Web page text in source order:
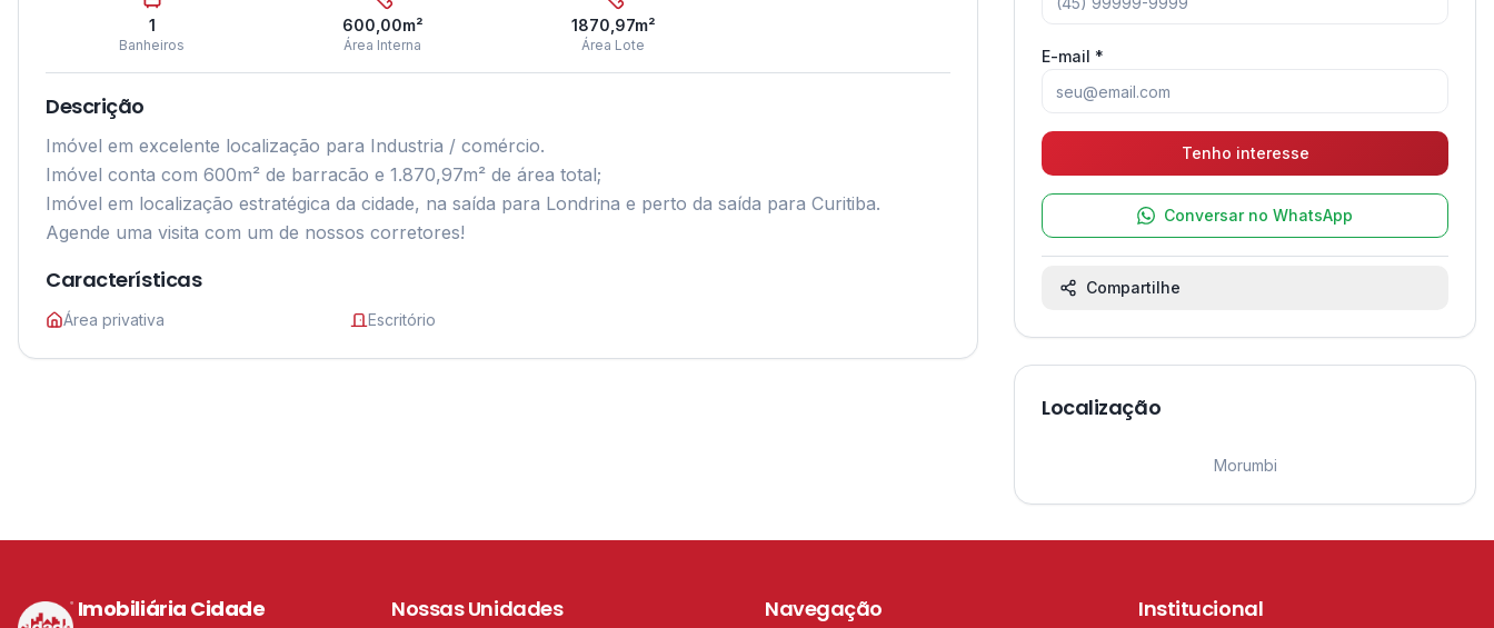
1
Banheiros
600,00m²
Área Interna
1870,97m²
Área Lote
Descrição
Imóvel em excelente localização para Industria / comércio.
Imóvel conta com 600m² de barracão e 1.870,97m² de área total;
Imóvel em localização estratégica da cidade, na saída para Londrina e perto da saída para Curitiba.
Agende uma visita com um de nossos corretores!
Características
Área privativa Escritório
E-mail *
Tenho interesse
Conversar no WhatsApp
Compartilhe
Localização
Morumbi
Imobiliária Cidade Nossas Unidades Navegação Institucional